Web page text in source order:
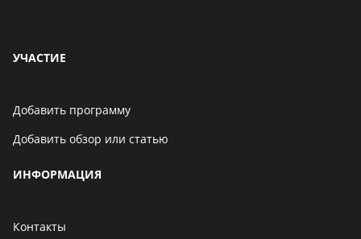
УЧАСТИЕ
Добавить программу
Добавить обзор или статью
ИНФОРМАЦИЯ
Контакты